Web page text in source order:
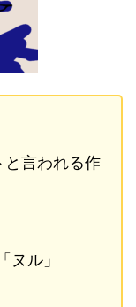
と言われる作
ヌル」